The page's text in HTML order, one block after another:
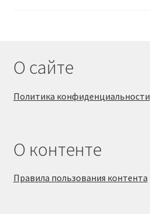
О сайте
Политика конфиденциальности
О контенте
Правила пользования контента